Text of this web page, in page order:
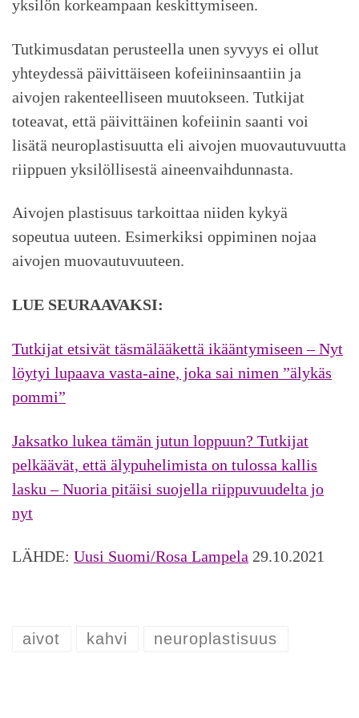
yksilön korkeampaan keskittymiseen.
Tutkimusdatan perusteella unen syvyys ei ollut
yhteydessä päivittäiseen kofeiininsaantiin ja
aivojen rakenteelliseen muutokseen. Tutkijat
toteavat, että päivittäinen kofeiinin saanti voi
lisätä neuroplastisuutta eli aivojen muovautuvuutta
riippuen yksilöllisestä aineenvaihdunnasta.
Aivojen plastisuus tarkoittaa niiden kykyä
sopeutua uuteen. Esimerkiksi oppiminen nojaa
aivojen muovautuvuuteen.
LUE SEURAAVAKSI:
Tutkijat etsivät täsmälääkettä ikääntymiseen – Nyt
löytyi lupaava vasta-aine, joka sai nimen ”älykäs
pommi”
Jaksatko lukea tämän jutun loppuun? Tutkijat
pelkäävät, että älypuhelimista on tulossa kallis
lasku – Nuoria pitäisi suojella riippuvuudelta jo
nyt
LÄHDE: Uusi Suomi/Rosa Lampela 29.10.2021
aivot kahvi neuroplastisuus